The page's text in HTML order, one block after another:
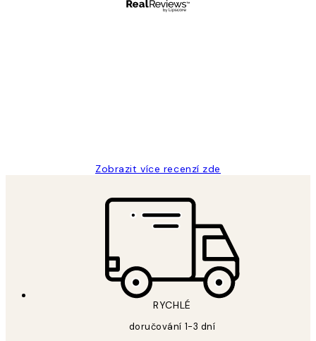
Zobrazit více recenzí zde
RYCHLÉ
doručování 1-3 dní